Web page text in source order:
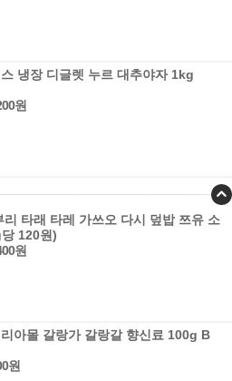
냉장 디글렛 누르 대추야자 1kg
원
리 타래 타레 가쓰오 다시 덮밥 쯔유 소
120원)
원
아몰 갈랑가 갈랑갈 향신료 100g B
원